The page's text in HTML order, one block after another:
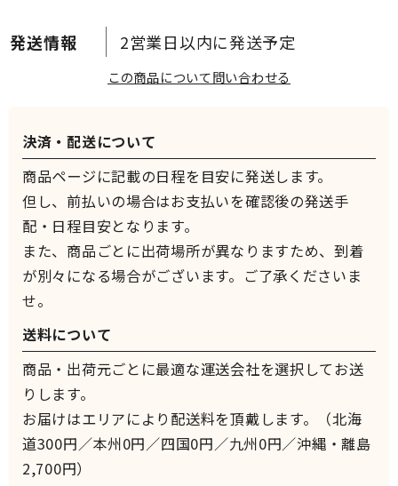
2営業日以内に発送予定
この商品について問い合わせる
決済・配送について
商品ページに記載の日程を目安に発送します。
但し、前払いの場合はお支払いを確認後の発送手
配・日程目安となります。
また、商品ごとに出荷場所が異なりますため、到着
が別々になる場合がございます。ご了承くださいま
せ。
送料について
商品・出荷元ごとに最適な運送会社を選択してお送
りします。
お届けはエリアにより配送料を頂戴します。（北海
道300円／本州0円／四国0円／九州0円／沖縄・離島
2,700円）